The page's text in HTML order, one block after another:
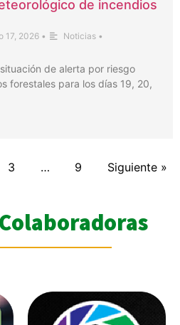
de incendios
17, 2026 • Noticias •
de alerta por riesgo
forestales para los días 19, 20,
3 … 9 Siguiente »